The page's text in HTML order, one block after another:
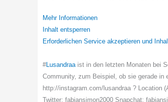
Mehr Informationen
Inhalt entsperren
Erforderlichen Service akzeptieren und
#Lusandraa ist in den letzten Monaten bei
Community, zum Beispiel, ob sie gerade in
http://instagram.com/lusandraa ? Location
Twitter: fabiansimon2000 Snapchat: